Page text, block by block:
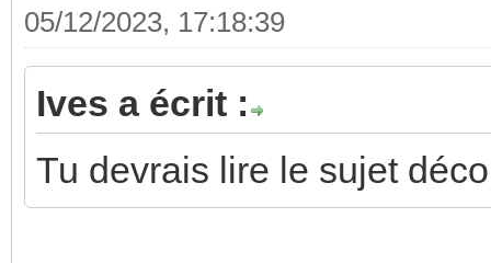
05/12/2023, 17:18:39
Ives a écrit :
Tu devrais lire le sujet